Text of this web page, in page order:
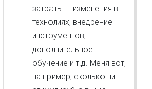
затраты — изменения в
технолиях, внедрение
инструментов,
дополнительное
обучение и т.д. Меня вот,
на пример, сколько ни